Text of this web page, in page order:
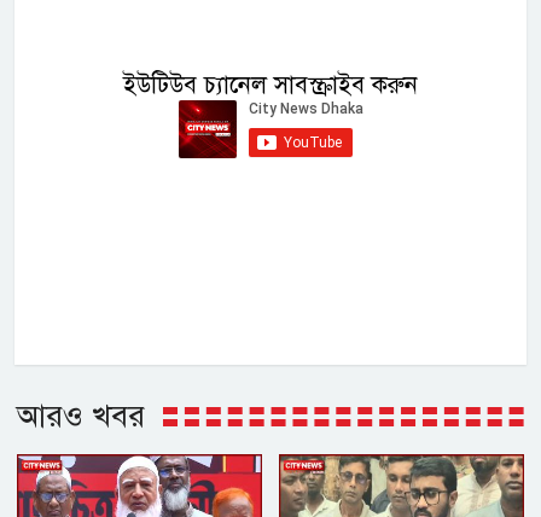
ইউটিউব চ্যানেল সাবস্ক্রাইব করুন
আরও খবর